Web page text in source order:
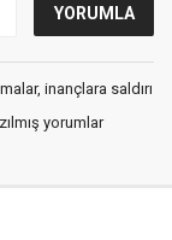
inançlara saldırı
yorumlar